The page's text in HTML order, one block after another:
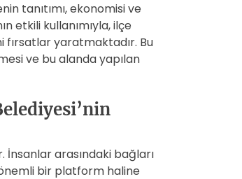
tanıtımı, ekonomisi ve
etkili kullanımıyla, ilçe
yaratmaktadır. Bu
ve bu alanda yapılan
İnsanlar arasındaki bağları
bir platform haline